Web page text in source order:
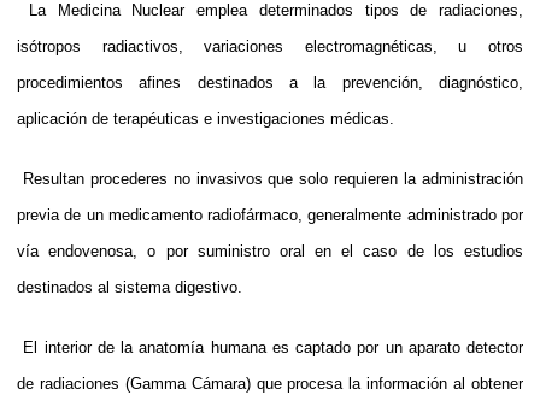
 La Medicina Nuclear emplea determinados tipos de radiaciones,
isótropos radiactivos, variaciones electromagnéticas, u otros
procedimientos afines destinados a la prevención, diagnóstico,
aplicación de terapéuticas e investigaciones médicas.
 Resultan procederes no invasivos que solo requieren la administración
previa de un medicamento radiofármaco, generalmente administrado por
vía endovenosa, o por suministro oral en el caso de los estudios
destinados al sistema digestivo.
 El interior de la anatomía humana es captado por un aparato detector
de radiaciones (Gamma Cámara) que procesa la información al obtener